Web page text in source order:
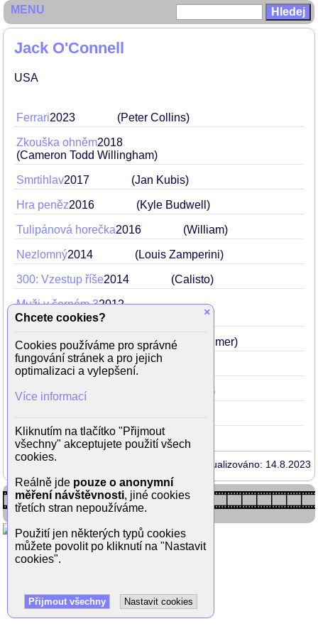
Jack O'Connell
USA
Ferrari2023 (Peter Collins)
Zkouška ohněm2018
(Cameron Todd Willingham)
Smrtihlav2017 (Jan Kubis)
Hra peněz2016 (Kyle Budwell)
Tulipánová horečka2016 (William)
Nezlomný2014 (Louis Zamperini)
300: Vzestup říše2014 (Calisto)
Muži v černém 32012
(1969 MIB HQ Guard)
Zatím spolu, zatím živí2010 (Wilmer)
Harry Brown2009
Vlak plný peněz (dispečer)
Aktualizováno: 14.8.2023
MENU
×
Chcete cookies?
Cookies používáme pro správné
fungování stránek a pro jejich
optimalizaci a vylepšení.
Více informací
Kliknutím na tlačítko "Přijmout
všechny" akceptujete použití všech
cookies.
Reálně jde pouze o anonymní
měření návštěvnosti, jiné cookies
třetích stran nepoužíváme.
Použití jen některých typů cookies
můžete povolit po kliknutí na "Nastavit
cookies".
Přijmout všechny Nastavit cookies